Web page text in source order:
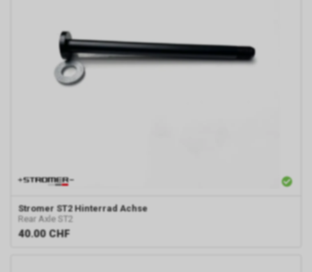
Stromer ST2 Hinterrad Achse
Rear Axle ST2
40.00 CHF